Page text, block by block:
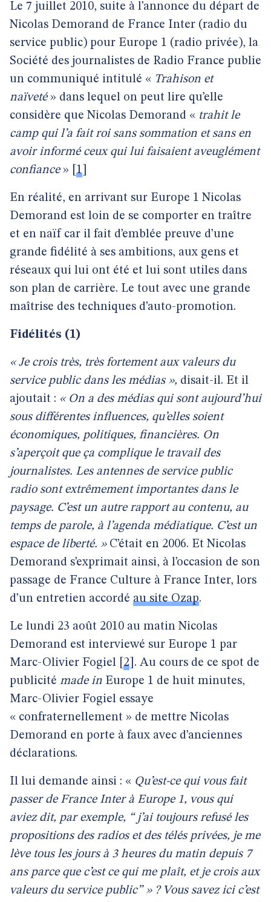
Le 7 juillet 2010, suite à l’annonce du départ de
Nicolas Demorand de France Inter (radio du
service public) pour Europe 1 (radio privée), la
Société des journalistes de Radio France publie
un communiqué intitulé « Trahison et
naïveté» dans lequel on peut lire qu’elle
considère que Nicolas Demorand « trahit le
camp qui l’a fait roi sans sommation et sans en
avoir informé ceux qui lui faisaient aveuglément
confiance» 1
En réalité, en arrivant sur Europe 1 Nicolas
Demorand est loin de se comporter en traître
et en naïf car il fait d’emblée preuve d’une
grande fidélité à ses ambitions, aux gens et
réseaux qui lui ont été et lui sont utiles dans
son plan de carrière. Le tout avec une grande
maîtrise des techniques d’auto-promotion.
Fidélités (1)
« Je crois très, très fortement aux valeurs du
service public dans les médias », disait-il. Et il
ajoutait : « On a des médias qui sont aujourd’hui
sous différentes influences, qu’elles soient
économiques, politiques, financières. On
s’aperçoit que ça complique le travail des
journalistes. Les antennes de service public
radio sont extrêmement importantes dans le
paysage. C’est un autre rapport au contenu, au
temps de parole, à l’agenda médiatique. C’est un
espace de liberté. » C’était en 2006. Et Nicolas
Demorand s’exprimait ainsi, à l’occasion de son
passage de France Culture à France Inter, lors
d’un entretien accordé au site Ozap.
Le lundi 23 août 2010 au matin Nicolas
Demorand est interviewé sur Europe 1 par
Marc-Olivier Fogiel 2 . Au cours de ce spot de
publicité made in Europe 1 de huit minutes,
Marc-Olivier Fogiel essaye
« confraternellement » de mettre Nicolas
Demorand en porte à faux avec d’anciennes
déclarations.
Il lui demande ainsi : « Qu’est-ce qui vous fait
passer de France Inter à Europe 1, vous qui
aviez dit, par exemple, “ j’ai toujours refusé les
propositions des radios et des télés privées, je me
lève tous les jours à 3 heures du matin depuis 7
ans parce que c’est ce qui me plaît, et je crois aux
valeurs du service public” » ? Vous savez ici c’est